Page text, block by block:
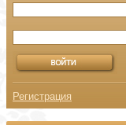
Регистрация